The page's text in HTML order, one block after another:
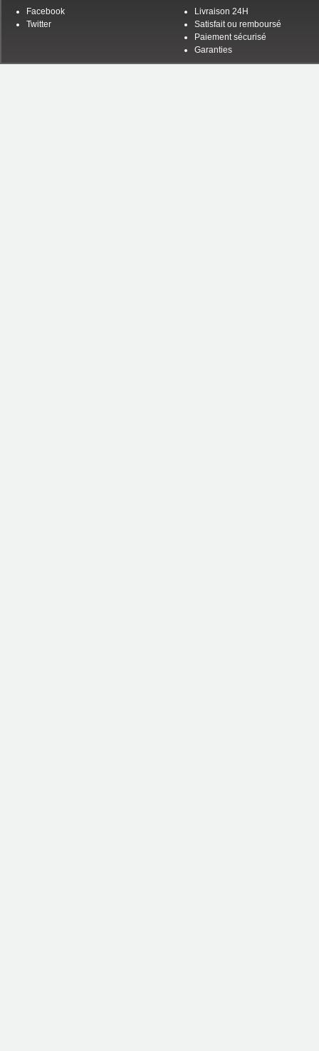
Facebook
Twitter
Livraison 24H
Satisfait ou remboursé
Paiement sécurisé
Garanties